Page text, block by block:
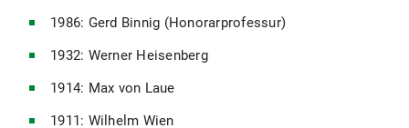
1986: Gerd Binnig (Honorarprofessur)
1932: Werner Heisenberg
1914: Max von Laue
1911: Wilhelm Wien